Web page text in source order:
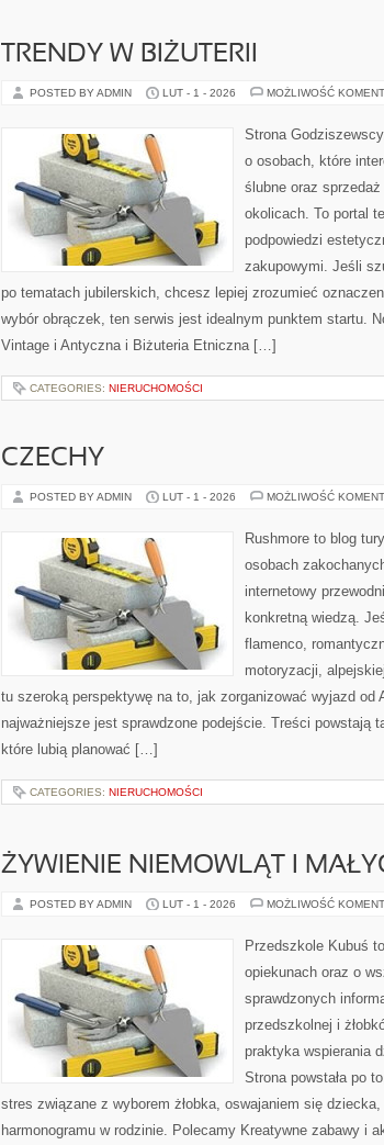
TRENDY W BIŻUTERII
POSTED BY ADMIN LUT - 1 - 2026 MOŻLIWOŚĆ
Strona
o osobach, które
ślubne oraz
okolicach. To portal
podpowiedzi
zakupowymi. Jeśli
po tematach jubilerskich, chcesz lepiej zrozumieć
wybór obrączek, ten serwis jest idealnym punktem startu.
Vintage i Antyczna i Biżuteria Etniczna […]
CATEGORIES: NIERUCHOMOŚCI
CZECHY
POSTED BY ADMIN LUT - 1 - 2026 MOŻLIWOŚĆ
Rushmore to blog
osobach
internetowy
konkretną wiedzą.
flamenco,
motoryzacji,
tu szeroką perspektywę na to, jak zorganizować wyjazd od
najważniejsze jest sprawdzone podejście. Treści powstają
które lubią planować […]
CATEGORIES: NIERUCHOMOŚCI
ŻYWIENIE NIEMOWLĄT I
POSTED BY ADMIN LUT - 1 - 2026 MOŻLIWOŚĆ
Przedszkole Kubuś
opiekunach oraz o
sprawdzonych
przedszkolnej i
praktyka wspierania
Strona powstała po
stres związane z wyborem żłobka, oswajaniem się dziecka,
harmonogramu w rodzinie. Polecamy Kreatywne zabawy i